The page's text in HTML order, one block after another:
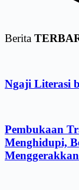
Berita
Ngaji Literasi
Pembukaan
Menghidupi,
Menggerakkan